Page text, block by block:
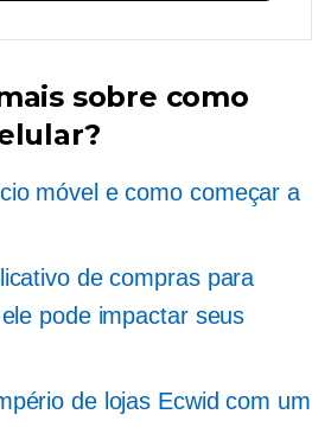
sobre como
móvel e como começar a
de compras para
pode impactar seus
de lojas Ecwid com um